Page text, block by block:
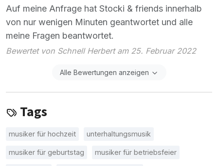
Auf meine Anfrage hat Stocki & friends innerhalb
von nur wenigen Minuten geantwortet und alle
meine Fragen beantwortet.
Bewertet von Schnell Herbert am 25. Februar 2022
Alle Bewertungen anzeigen
Tags
musiker für hochzeit unterhaltungsmusik
musiker für geburtstag musiker für betriebsfeier